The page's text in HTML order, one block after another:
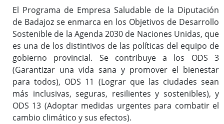
El Programa de Empresa Saludable de la Diputación
de Badajoz se enmarca en los Objetivos de Desarrollo
Sostenible de la Agenda 2030 de Naciones Unidas, que
es una de los distintivos de las políticas del equipo de
gobierno provincial. Se contribuye a los ODS 3
(Garantizar una vida sana y promover el bienestar
para todos), ODS 11 (Lograr que las ciudades sean
más inclusivas, seguras, resilientes y sostenibles), y
ODS 13 (Adoptar medidas urgentes para combatir el
cambio climático y sus efectos).